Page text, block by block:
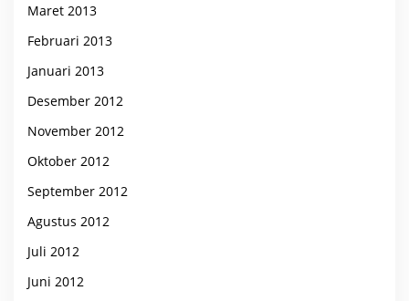
Maret 2013
Februari 2013
Januari 2013
Desember 2012
November 2012
Oktober 2012
September 2012
Agustus 2012
Juli 2012
Juni 2012